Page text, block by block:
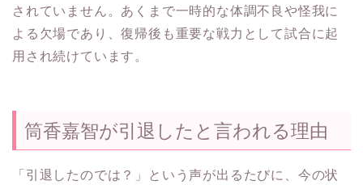
されていません。あくまで一時的な体調不良や怪我に
よる欠場であり、復帰後も重要な戦力として試合に起
用され続けています。
筒香嘉智が引退したと言われる理由
「引退したのでは？」という声が出るたびに、今の状